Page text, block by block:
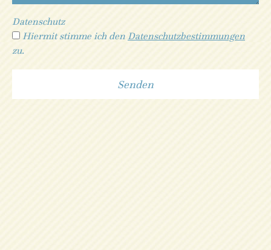
Datenschutz
Hiermit stimme ich den Datenschutzbestimmungen
zu.